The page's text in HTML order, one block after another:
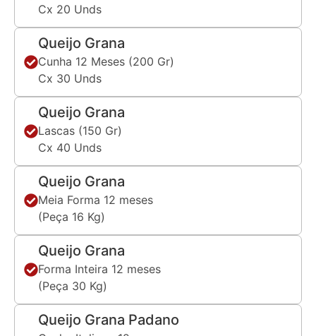
Cx 20 Unds
Queijo Grana
Cunha 12 Meses (200 Gr)
Cx 30 Unds
Queijo Grana
Lascas (150 Gr)
Cx 40 Unds
Queijo Grana
Meia Forma 12 meses
(Peça 16 Kg)
Queijo Grana
Forma Inteira 12 meses
(Peça 30 Kg)
Queijo Grana Padano